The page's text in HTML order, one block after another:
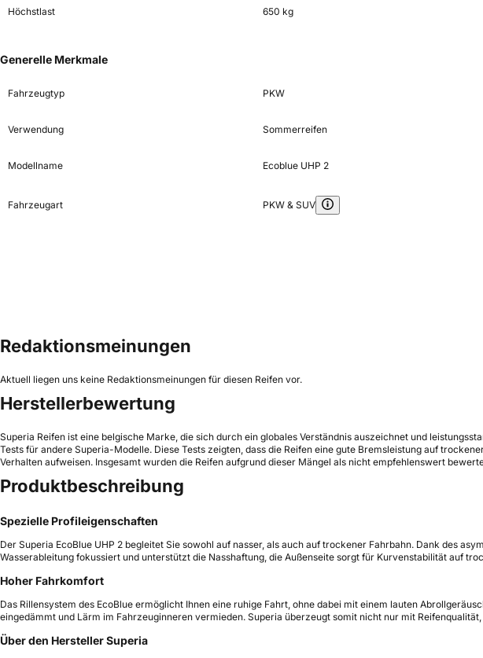
Höchstlast 650 kg
Generelle Merkmale
Fahrzeugtyp PKW
Verwendung Sommerreifen
Modellname Ecoblue UHP 2
Fahrzeugart PKW & SUV
Redaktionsmeinungen
Aktuell liegen uns keine Redaktionsmeinungen für diesen Reifen vor.
Herstellerbewertung
Superia Reifen ist eine belgische Marke, die sich durch ein globales Verständnis auszeichnet und
Tests für andere Superia-Modelle. Diese Tests zeigten, dass die Reifen eine gute Bremsleistung auf
Verhalten aufweisen. Insgesamt wurden die Reifen aufgrund dieser Mängel als nicht empfehlenswert
Produktbeschreibung
Spezielle Profileigenschaften
Der Superia EcoBlue UHP 2 begleitet Sie sowohl auf nasser, als auch auf trockener Fahrbahn. Dank des
Wasserableitung fokussiert und unterstützt die Nasshaftung, die Außenseite sorgt für Kurvenstabilität auf
Hoher Fahrkomfort
Das Rillensystem des EcoBlue ermöglicht Ihnen eine ruhige Fahrt, ohne dabei mit einem lauten
eingedämmt und Lärm im Fahrzeuginneren vermieden. Superia überzeugt somit nicht nur mit
Über den Hersteller Superia